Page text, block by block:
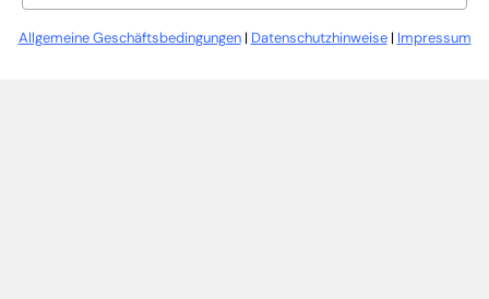
Allgemeine Geschäftsbedingungen| Datenschutzhinweise| Impressum